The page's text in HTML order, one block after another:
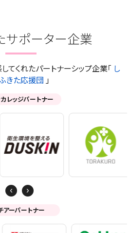
サポーター企業
てくれたパートナーシップ企業「 し
きた応援団 」
レッジパートナー
Next
アーパートナー